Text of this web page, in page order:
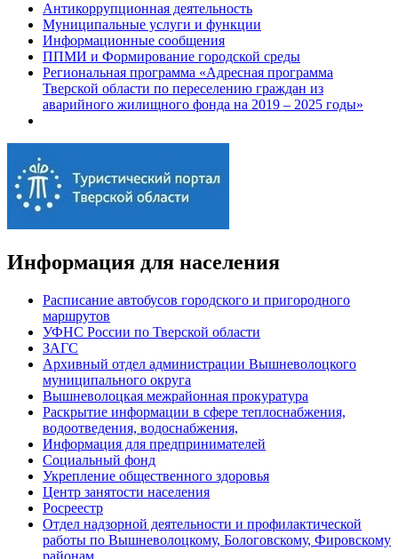
Антикоррупционная деятельность
Муниципальные услуги и функции
Информационные сообщения
ППМИ и Формирование городской среды
Региональная программа «Адресная программа
Тверской области по переселению граждан из
аварийного жилищного фонда на 2019 – 2025 годы»
Информация для населения
Расписание автобусов городского и пригородного
маршрутов
УФНС России по Тверской области
ЗАГС
Архивный отдел администрации Вышневолоцкого
муниципального округа
Вышневолоцкая межрайонная прокуратура
Раскрытие информации в сфере теплоснабжения,
водоотведения, водоснабжения,
Информация для предпринимателей
Социальный фонд
Укрепление общественного здоровья
Центр занятости населения
Росреестр
Отдел надзорной деятельности и профилактической
работы по Вышневолоцкому, Бологовскому, Фировскому
районам